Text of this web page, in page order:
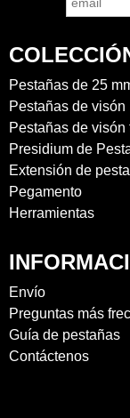
Pestañas de 25
Pestañas de visón
Pestañas de visón
Presidium de
Extensión de
Pegamento
Herramientas
Envío
Preguntas más
Guía de pestañas
Contáctenos